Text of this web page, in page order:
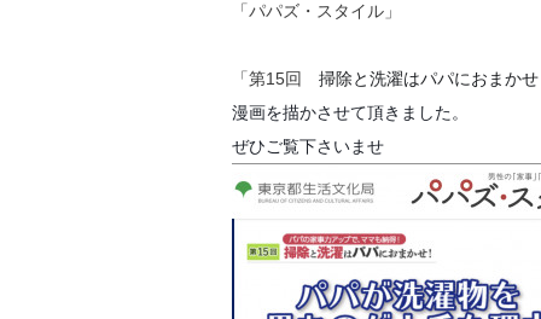
「パパズ・スタイル」
「第15回 掃除と洗濯はパパにおまか
漫画を描かさせて頂きました。
ぜひご覧下さいませ